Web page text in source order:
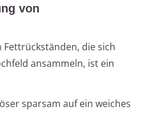
von
die sich
ansammeln, ist ein
sparsam auf ein weiches